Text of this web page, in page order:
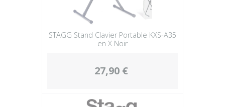
STAGG Stand Clavier Portable KXS-A35
en X Noir
27,90 €